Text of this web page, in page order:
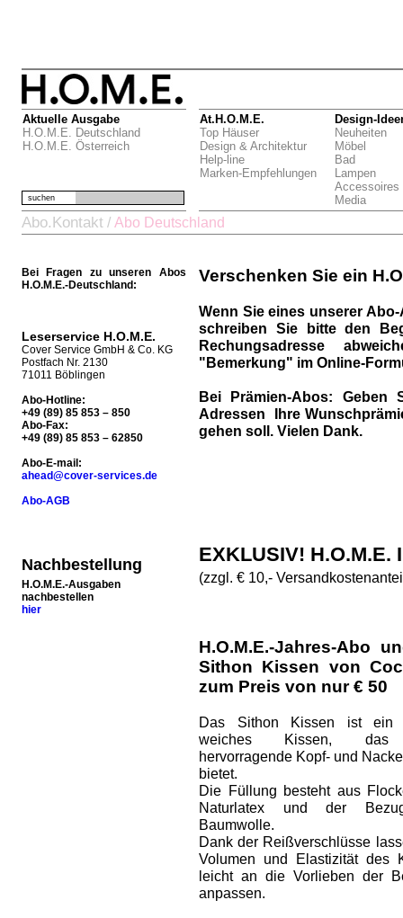
Aktuelle Ausgabe
H.O.M.E. Deutschland
H.O.M.E. Österreich
At.H.O.M.E.
Top Häuser
Design & Architektur
Help-line
Marken-Empfehlungen
Design-
Neuheiten
Möbel
Bad
Lampen
Accessoires
Media
suchen
Abo.Kontakt / Abo Deutschland
Bei Fragen zu unseren Abos
H.O.M.E.-Deutschland:
Leserservice H.O.M.E.
Cover Service GmbH & Co. KG
Postfach Nr. 2130
71011 Böblingen
Abo-Hotline:
+49 (89) 85 853 – 850
Abo-Fax:
+49 (89) 85 853 – 62850
Abo-E-mail:
ahead@cover-services.de
Abo-AGB
Nachbestellung
H.O.M.E.-Ausgaben
nachbestellen
hier
Verschenken Sie ein
Wenn Sie eines unserer
schreiben Sie bitte den
Rechungsadresse
"Bemerkung" im Online-
Bei Prämien-Abos:
Geben
Adressen Ihre
gehen soll. Vielen Dank.
EXKLUSIV! H.O.M.E.
(zzgl. € 10,-
H.O.M.E.-Jahres-Abo
Sithon Kissen von
zum Preis von nur € 50
Das Sithon Kissen ist ein
weiches Kissen,
hervorragende Kopf- und
bietet.
Die Füllung besteht aus
Naturlatex und der
Baumwolle.
Dank der Reißverschlüsse
Volumen und Elastizität des
leicht an die Vorlieben der
anpassen.